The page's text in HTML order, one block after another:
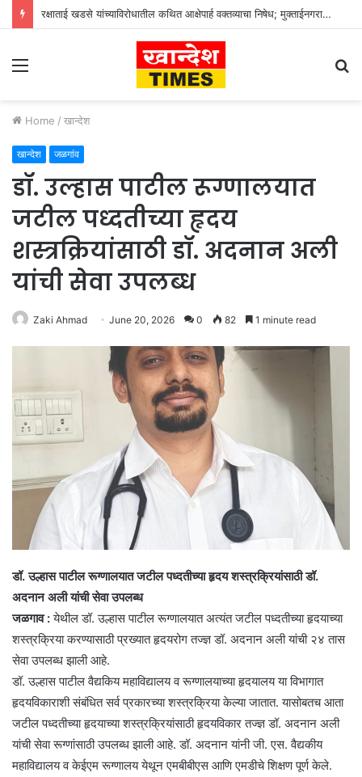
रक्षाताई खडसे यांच्याविरोधातील कथित आक्षेपार्ह वक्तव्याचा निषेध; मुक्ताईनगरात कठोर कारवाईची मागणी
Menu
Home / खान्देश
खान्देश जळगांव
डॉ. उल्हास पाटील रूग्णालयात
जटील पध्दतीच्या हृदय
शस्त्रक्रियांसाठी डॉ. अदनान अली
यांची सेवा उपलब्ध
Zaki Ahmad June 20, 2026 0 82 1 minute read
डॉ. उल्हास पाटील रूग्णालयात जटील पध्दतीच्या हृदय शस्त्रक्रियांसाठी डॉ.
अदनान अली यांची सेवा उपलब्ध
जळगाव :येथील डॉ. उल्हास पाटील रूग्णालयात अत्यंत जटील पध्दतीच्या हृदयाच्या
शस्त्रक्रिया करण्यासाठी प्रख्यात हृदयरोग तज्ज्ञ डॉ. अदनान अली यांची २४ तास
सेवा उपलब्ध झाली आहे.
डॉ. उल्हास पाटील वैद्यकिय महाविद्यालय व रूग्णालयाच्या हृदयालय या विभागात
हृदयविकाराशी संबंधित सर्व प्रकारच्या शस्त्रक्रिया केल्या जातात. यासोबतच आता
जटील पध्दतीच्या हृदयाच्या शस्त्रक्रियांसाठी हृदयविकार तज्ज्ञ डॉ. अदनान अली
यांची सेवा रूग्णांसाठी उपलब्ध झाली आहे. डॉ. अदनान यांनी जी. एस. वैद्यकीय
महाविद्यालय व केईएम रूग्णालय येथून एमबीबीएस आणि एमडीचे शिक्षण पूर्ण केले.